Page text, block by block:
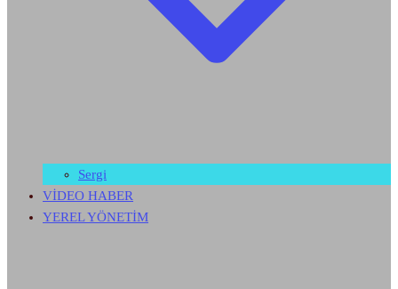
Sergi
VİDEO HABER
YEREL YÖNETİM